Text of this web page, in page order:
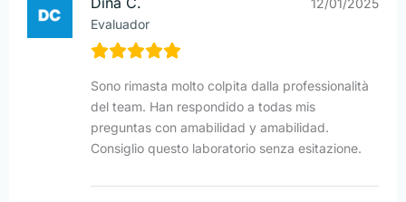
Evaluador
12/01/2025
Sono rimasta molto colpita dalla professionalità
del team. Han respondido a todas mis
preguntas con amabilidad y amabilidad.
Consiglio questo laboratorio senza esitazione.